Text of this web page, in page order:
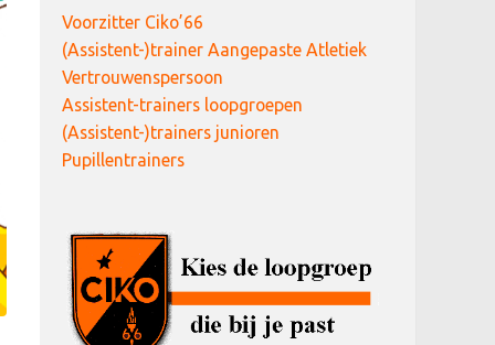
Voorzitter Ciko’66
(Assistent-)trainer Aangepaste Atletiek
Vertrouwenspersoon
Assistent-trainers loopgroepen
(Assistent-)trainers junioren
Pupillentrainers